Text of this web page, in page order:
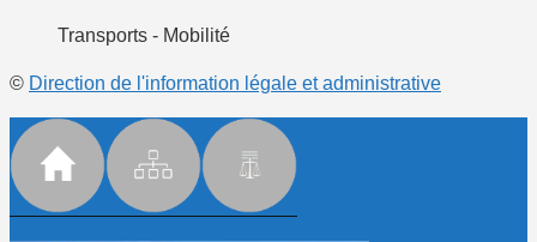
Transports - Mobilité
© Direction de l'information légale et administrative